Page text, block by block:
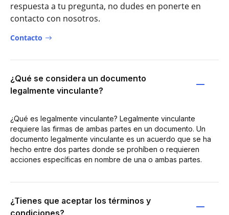
respuesta a tu pregunta, no dudes en ponerte en
contacto con nosotros.
Contacto
¿Qué se considera un documento
legalmente vinculante?
¿Qué es legalmente vinculante? Legalmente vinculante
requiere las firmas de ambas partes en un documento. Un
documento legalmente vinculante es un acuerdo que se ha
hecho entre dos partes donde se prohíben o requieren
acciones específicas en nombre de una o ambas partes.
¿Tienes que aceptar los términos y
condiciones?